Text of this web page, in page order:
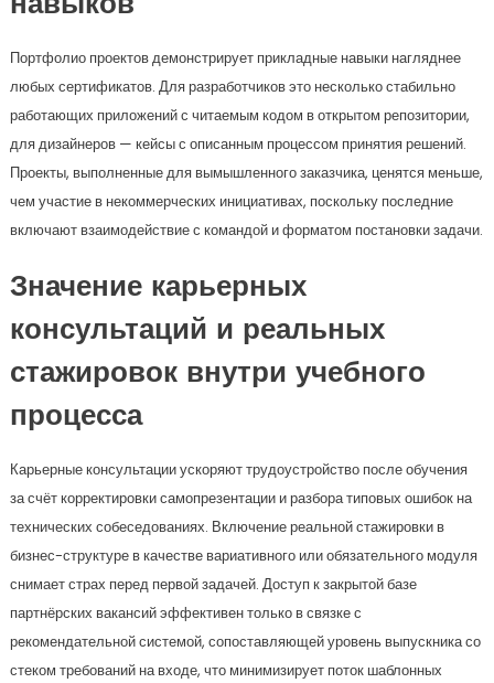
навыков
Портфолио проектов демонстрирует прикладные навыки нагляднее
любых сертификатов. Для разработчиков это несколько стабильно
работающих приложений с читаемым кодом в открытом репозитории,
для дизайнеров — кейсы с описанным процессом принятия решений.
Проекты, выполненные для вымышленного заказчика, ценятся меньше,
чем участие в некоммерческих инициативах, поскольку последние
включают взаимодействие с командой и форматом постановки задачи.
Значение карьерных
консультаций и реальных
стажировок внутри учебного
процесса
Карьерные консультации ускоряют трудоустройство после обучения
за счёт корректировки самопрезентации и разбора типовых ошибок на
технических собеседованиях. Включение реальной стажировки в
бизнес-структуре в качестве вариативного или обязательного модуля
снимает страх перед первой задачей. Доступ к закрытой базе
партнёрских вакансий эффективен только в связке с
рекомендательной системой, сопоставляющей уровень выпускника со
стеком требований на входе, что минимизирует поток шаблонных